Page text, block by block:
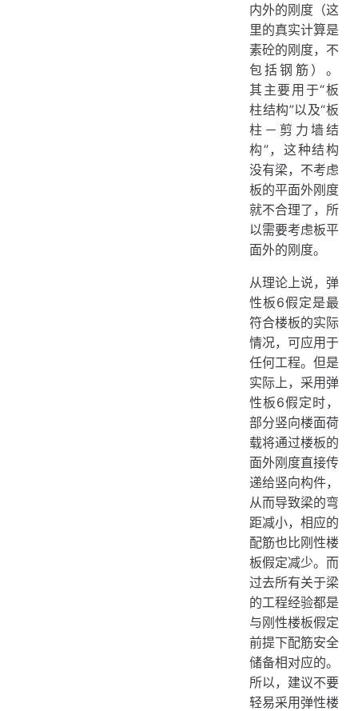
内外的刚度（这
里的真实计算是
素砼的刚度，不
包括钢筋）。
其主要用于“板
柱结构”以及“板
柱－剪力墙结
构”，这种结构
没有梁，不考虑
板的平面外刚度
就不合理了，所
以需要考虑板平
面外的刚度。
从理论上说，弹
性板6假定是最
符合楼板的实际
情况，可应用于
任何工程。但是
实际上，采用弹
性板6假定时，
部分竖向楼面荷
载将通过楼板的
面外刚度直接传
递给竖向构件，
从而导致梁的弯
距减小，相应的
配筋也比刚性楼
板假定减少。而
过去所有关于梁
的工程经验都是
与刚性楼板假定
前提下配筋安全
储备相对应的。
所以，建议不要
轻易采用弹性楼